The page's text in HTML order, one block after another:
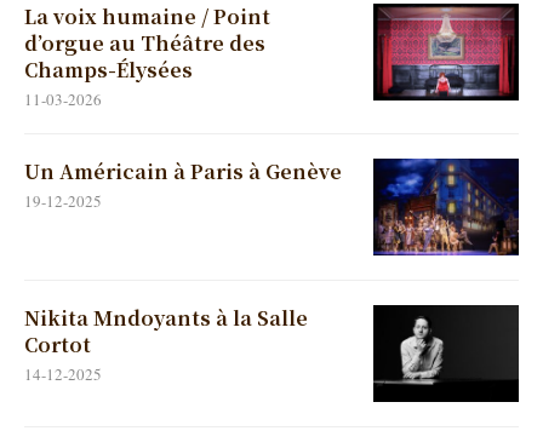
La voix humaine / Point
d’orgue au Théâtre des
Champs-Élysées
11-03-2026
Un Américain à Paris à Genève
19-12-2025
Nikita Mndoyants à la Salle
Cortot
14-12-2025